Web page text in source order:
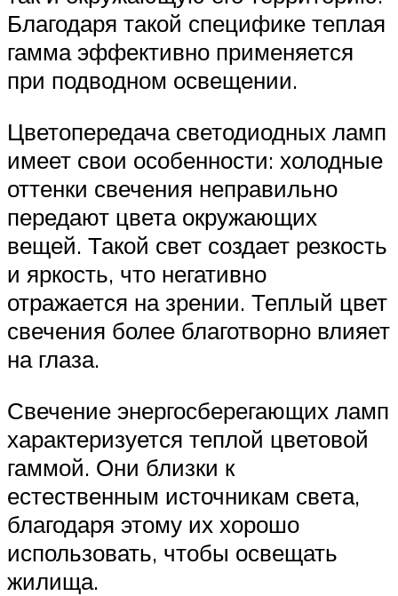
Благодаря такой специфике теплая
гамма эффективно применяется
при подводном освещении.
Цветопередача светодиодных ламп
имеет свои особенности: холодные
оттенки свечения неправильно
передают цвета окружающих
вещей. Такой свет создает резкость
и яркость, что негативно
отражается на зрении. Теплый цвет
свечения более благотворно влияет
на глаза.
Свечение энергосберегающих ламп
характеризуется теплой цветовой
гаммой. Они близки к
естественным источникам света,
благодаря этому их хорошо
использовать, чтобы освещать
жилища.